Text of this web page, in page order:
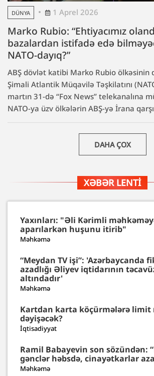
DÜNYA 1 Aprel 2026
Marko Rubio: “Ehtiyacımız
bazalardan istifadə edə
NATO-dayıq?”
ABŞ dövlət katibi Marko Rubio ölkəsinin
Şimali Atlantik Müqavilə Təşkilatını
martın 31-də “Fox News” telekanalına
NATO-ya üzv ölkələrin ABŞ-yə İrana
DAHA ÇOX
XƏBƏR LENTI
Yaxınları: "Əli Kərimli
aparılarkən huşunu itirib"
Məhkəmə
“Meydan TV işi”: 'Azərbaycanda
azadlığı Əliyev iqtidarının
altındadır'
Məhkəmə
Kartdan karta köçürmələrə limit
dəyişəcək?
İqtisadiyyat
Ramil Babayevin son sözündən:
gənclər həbsdə, cinayətkarlar
Məhkəmə